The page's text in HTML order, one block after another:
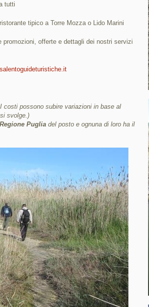
tutti
tipico a Torre Mozza o Lido Marini
promozioni, offerte e dettagli dei nostri servizi
costi possono subire variazioni in base al
svolge.)
Puglia del posto e ognuna di loro ha il